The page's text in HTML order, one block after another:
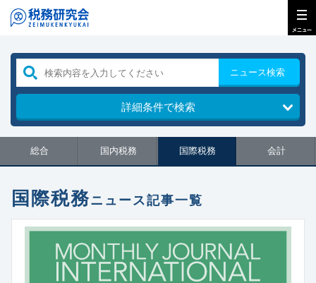
ニュース検索
詳細条件で検索
総合 国内税務 国際税務 会計
国際税務ニュース記事一覧